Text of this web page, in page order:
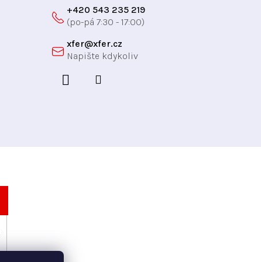
xfer@xfer.cz
+420 543 235 219